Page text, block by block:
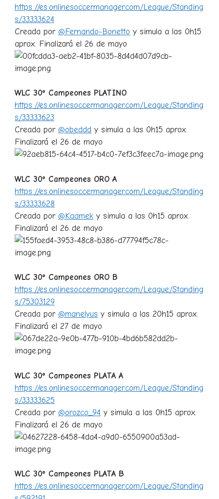
https://es.onlinesoccermanager.com/League/Standing
s/33333624
Creada por @Fernando-Bonetto y simula a las 0h15
aprox. Finalizará el 26 de mayo
WLC 30º Campeones PLATINO
https://es.onlinesoccermanager.com/League/Standing
s/33333623
Creada por @obeddd y simula a las 0h15 aprox.
Finalizará el 26 de mayo
WLC 30º Campeones ORO A
https://es.onlinesoccermanager.com/League/Standing
s/33333628
Creada por @Kaamek y simula a las 0h15 aprox.
Finalizará el 26 de mayo
WLC 30º Campeones ORO B
https://es.onlinesoccermanager.com/League/Standing
s/75303129
Creada por @manelyus y simula a las 20h15 aprox.
Finalizará el 27 de mayo
WLC 30º Campeones PLATA A
https://es.onlinesoccermanager.com/League/Standing
s/33333625
Creada por @orozco_94 y simula a las 0h15 aprox.
Finalizará el 26 de mayo
WLC 30º Campeones PLATA B
https://es.onlinesoccermanager.com/League/Standing